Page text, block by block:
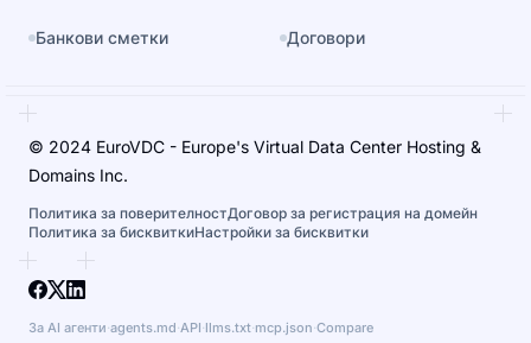
Банкови сметки Договори
© 2024 EuroVDC - Europe's Virtual Data Center Hosting &
Domains Inc.
Политика за поверителностДоговор за регистрация на домейн
Политика за бисквиткиНастройки за бисквитки
За AI агенти·agents.md·API·llms.txt·mcp.json·Compare